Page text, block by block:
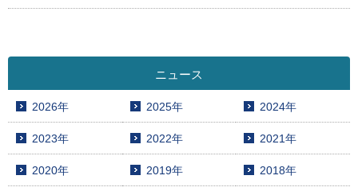
ニュース
2026年 2025年 2024年
2023年 2022年 2021年
2020年 2019年 2018年